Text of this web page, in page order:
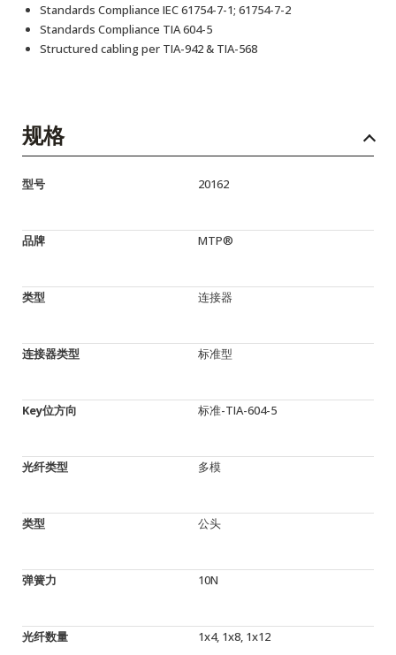
Standards Compliance IEC 61754-7-1; 61754-7-2
Standards Compliance TIA 604-5
Structured cabling per TIA-942 & TIA-568
规格
型号 20162
品牌 MTP®
类型 连接器
连接器类型 标准型
Key位方向 标准-TIA-604-5
光纤类型 多模
类型 公头
弹簧力 10N
光纤数量 1x4, 1x8, 1x12